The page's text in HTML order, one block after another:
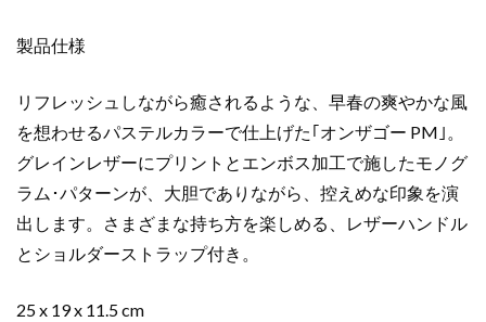
ト
キ
ャ
ン
ィ
ブ
ル
M46833
製品仕様
リフレッシュしながら癒されるような、早春の爽やかな風
を想わせるパステルカラーで仕上げた｢オンザゴー PM｣。
グレインレザーにプリントとエンボス加工で施したモノグ
ラム･パターンが、大胆でありながら、控えめな印象を演
出します。さまざまな持ち方を楽しめる、レザーハンドル
とショルダーストラップ付き。
25 x 19 x 11.5 cm